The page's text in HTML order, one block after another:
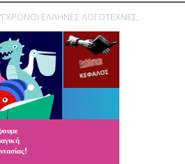
ΕΛΛΗΝΕΣ ΛΟΓΟΤΕΧΝΕΣ,